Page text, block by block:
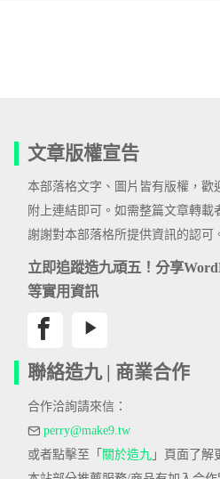
文章版權宣告
本部落格文字、圖片皆有版權，歡
附上連結即可。如需整篇文章轉載
謝謝對本部落格所提供資訊的認可
立即追蹤造九頑五！分享
等實用資訊
聯絡造九 | 商業合作
合作洽詢請來信：
perry@make9.tw
或者點擊至「 關於造九 」頁面了解